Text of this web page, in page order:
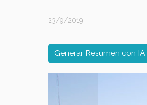
23/9/2019
Generar Resumen con IA